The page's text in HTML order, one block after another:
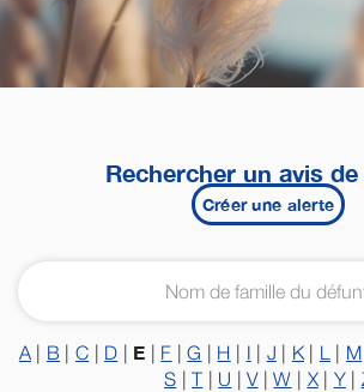
Rechercher un avis
Créer une alerte
A B C D E F |G H I J K L M
S |T U |V|W X| Y|